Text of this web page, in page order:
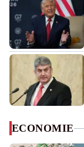
ECONOMIE